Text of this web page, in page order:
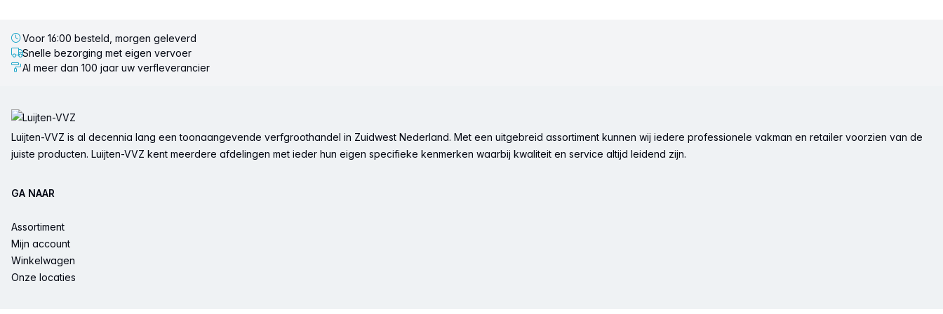
Voor 16:00 besteld, morgen geleverd
Snelle bezorging met eigen vervoer
Al meer dan 100 jaar uw verfleverancier
Luijten-VVZ is al decennia lang een toonaangevende verfgroothandel in Zuidwest Nederland. Met een uitgebreid assortiment kunnen wij iedere professionele vakman en retailer voorzien van de
juiste producten. Luijten-VVZ kent meerdere afdelingen met ieder hun eigen specifieke kenmerken waarbij kwaliteit en service altijd leidend zijn.
GA NAAR
Assortiment
Mijn account
Winkelwagen
Onze locaties